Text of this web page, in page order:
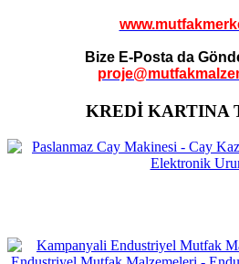
Bize E-Posta da
KREDİ KARTINA